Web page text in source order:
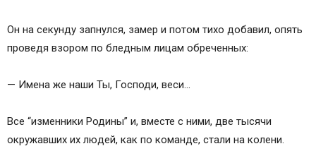
Он на секунду запнулся, замер и потом тихо добавил, опять
проведя взором по бледным лицам обреченных:
— Имена же наши Ты, Господи, веси…
Все “изменники Родины” и, вместе с ними, две тысячи
окружавших их людей, как по команде, стали на колени.